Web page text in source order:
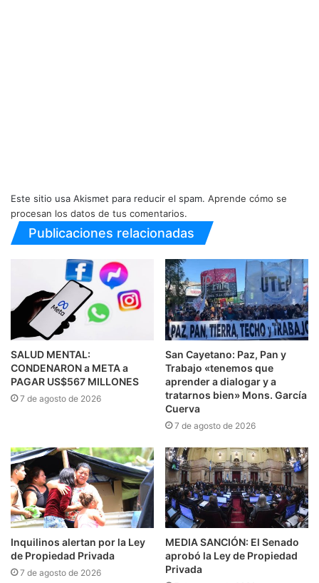
Este sitio usa Akismet para reducir el spam. Aprende cómo se
procesan los datos de tus comentarios.
Publicaciones relacionadas
SALUD MENTAL:
CONDENARON a META a
PAGAR US$567 MILLONES
7 de agosto de 2026
San Cayetano: Paz, Pan y
Trabajo «tenemos que
aprender a dialogar y a
tratarnos bien» Mons. García
Cuerva
7 de agosto de 2026
Inquilinos alertan por la Ley
de Propiedad Privada
7 de agosto de 2026
MEDIA SANCIÓN: El Senado
aprobó la Ley de Propiedad
Privada